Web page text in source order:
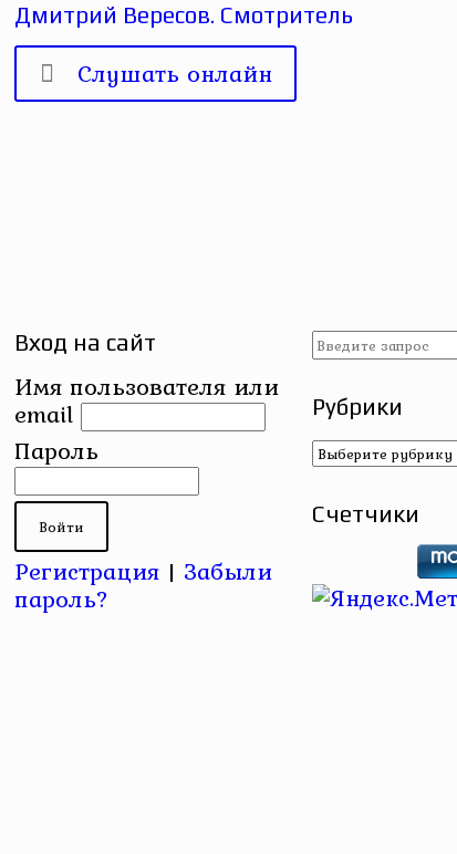
Дмитрий Вересов. Смотритель
Слушать онлайн
Вход на сайт
Имя пользователя или
email
Пароль
Регистрация | Забыли
пароль?
Рубрики
Рубрики
Счетчики